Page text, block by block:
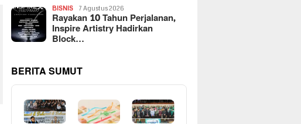
BISNIS 7 Agustus 2026
Rayakan 10 Tahun Perjalanan,
Inspire Artistry Hadirkan
Block…
BERITA SUMUT